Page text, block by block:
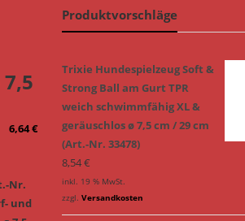
6,64€
Nr.
und
Produktvorschläge
Trixie Hundespielzeug Soft &
Strong Ball am Gurt TPR
weich schwimmfähig XL &
geräuschlos ø 7,5 cm / 29 cm
(Art.-Nr. 33478)
8,54€
inkl. 19 % MwSt.
zzgl. Versandkosten